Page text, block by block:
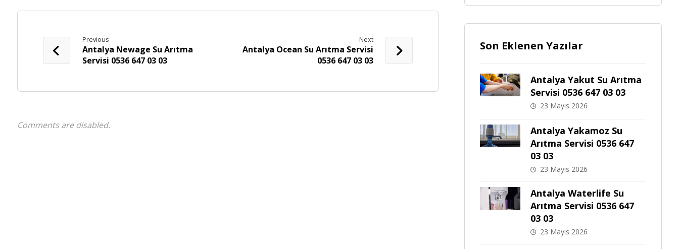
Previous
Antalya Newage Su Arıtma
Servisi 0536 647 03 03
Next
Antalya Ocean Su Arıtma Servisi
0536 647 03 03
Comments are disabled.
Son Eklenen Yazılar
Antalya Yakut Su Arıtma
Servisi 0536 647 03 03
23 Mayıs 2026
Antalya Yakamoz Su
Arıtma Servisi 0536 647
03 03
23 Mayıs 2026
Antalya Waterlife Su
Arıtma Servisi 0536 647
03 03
23 Mayıs 2026